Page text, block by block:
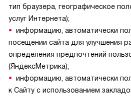
тип браузера, географическое
услуг Интернета);
информацию, автоматически
посещении сайта для улучшения
определения предпочтений
(ЯндексМетрика);
информацию, автоматически
к Сайту с использованием